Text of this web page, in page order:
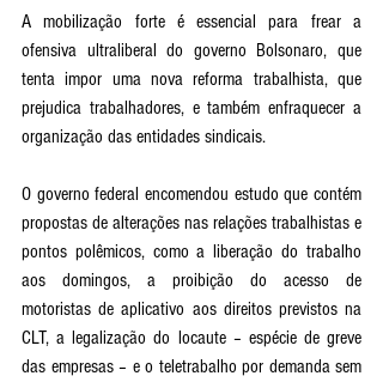
A mobilização forte é essencial para frear a
ofensiva ultraliberal do governo Bolsonaro, que
tenta impor uma nova reforma trabalhista, que
prejudica trabalhadores, e também enfraquecer a
organização das entidades sindicais.
O governo federal encomendou estudo que contém
propostas de alterações nas relações trabalhistas e
pontos polêmicos, como a liberação do trabalho
aos domingos, a proibição do acesso de
motoristas de aplicativo aos direitos previstos na
CLT, a legalização do locaute – espécie de greve
das empresas – e o teletrabalho por demanda sem